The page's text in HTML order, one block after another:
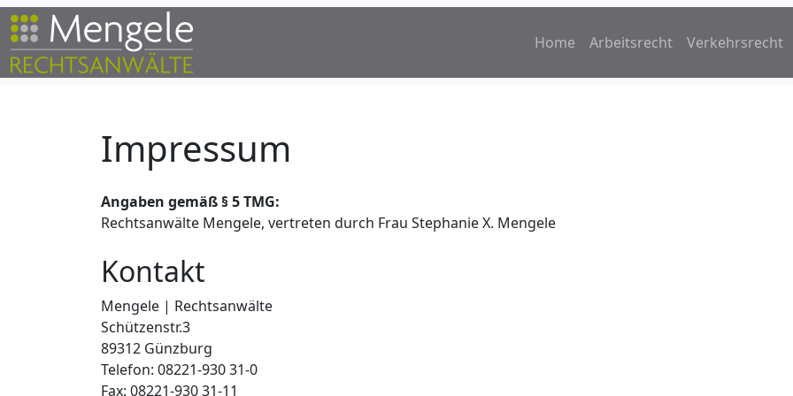
Home Arbeitsrecht Verkehrsrecht
Impressum
Angaben gemäß § 5 TMG:
Rechtsanwälte Mengele, vertreten durch Frau Stephanie X. Mengele
Kontakt
Mengele | Rechtsanwälte
Schützenstr.3
89312 Günzburg
Telefon: 08221-930 31-0
Fax: 08221-930 31-11